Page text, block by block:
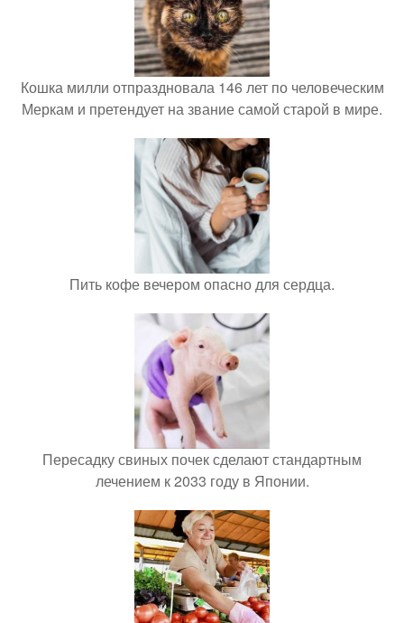
Кошка милли отпраздновала 146 лет по человеческим
Меркам и претендует на звание самой старой в мире.
Пить кофе вечером опасно для сердца.
Пересадку свиных почек сделают стандартным
лечением к 2033 году в Японии.